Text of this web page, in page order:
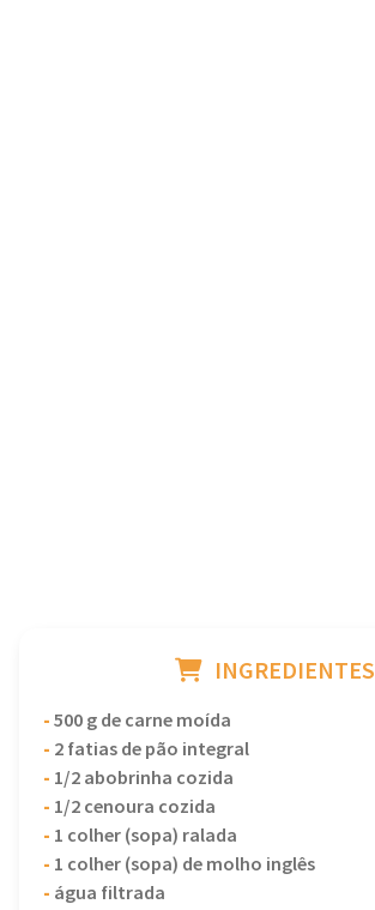
INGREDIENTES
-500 g de carne moída
- 2 fatias de pão integral
- 1/2 abobrinha cozida
- 1/2 cenoura cozida
- 1 colher (sopa) ralada
- 1 colher (sopa) de molho inglês
- água filtrada